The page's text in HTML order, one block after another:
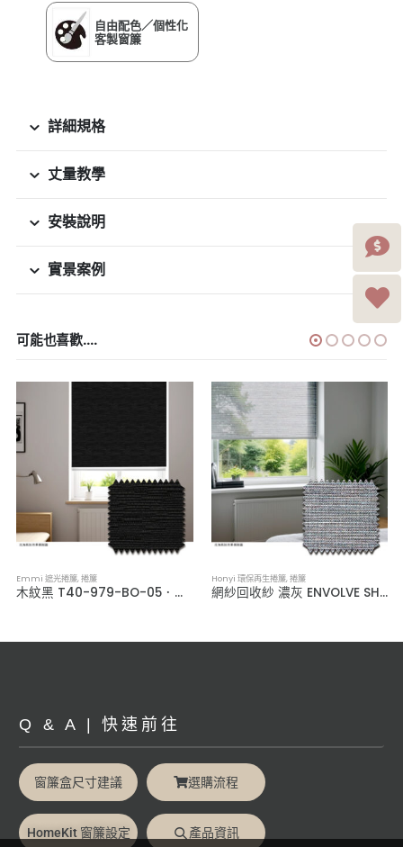
自由配色／個性化
客製窗簾
詳細規格
丈量教學
安裝說明
實景案例
可能也喜歡....
Emmi 遮光捲簾,捲簾
木紋黑 T40-979-BO-05．全遮光捲簾
Honyi 環保再生捲簾,捲簾
網紗回收紗 濃灰 ENVOLVE SH001-M4 ．永續環保捲簾
Q & A | 快速前往
窗簾盒尺寸建議 選購流程
HomeKit 窗簾設定 產品資訊